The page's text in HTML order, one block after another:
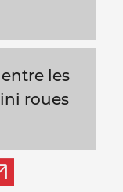
les
roues